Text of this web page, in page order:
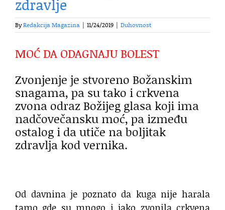
zdravlje
ByRedakcija Magazina 11/24/2019 Duhovnost
MOĆ DA ODAGNAJU BOLEST
Zvonjenje je stvoreno Božanskim
snagama, pa su tako i crkvena
zvona odraz Božijeg glasa koji ima
nadčovečansku moć, pa između
ostalog i da utiče na boljitak
zdravlja kod vernika.
Od davnina je poznato da kuga nije harala